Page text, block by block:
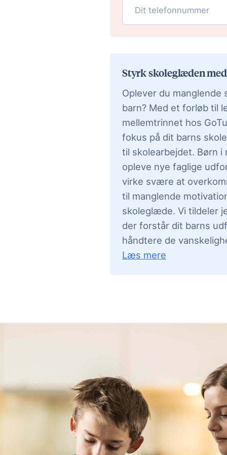
Styrk skoleglæden
Oplever du
barn? Med et forløb til
mellemtrinnet hos
fokus på dit barns
til skolearbejdet. Børn i
opleve nye faglige
virke svære at
til manglende
skoleglæde. Vi tildeler
der forstår dit barns
håndtere de
Læs mere